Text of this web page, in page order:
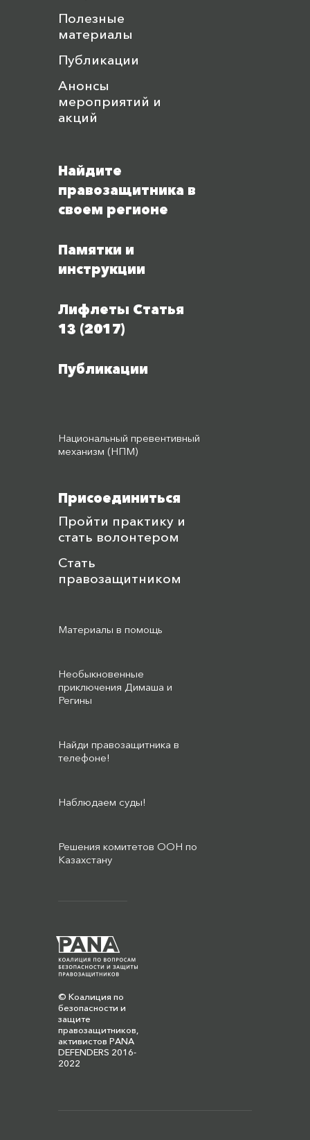
© Коалиция по
безопасности и
защите
правозащитников,
активистов PANA
DEFENDERS 2016-
2022
Полезные
материалы
Публикации
Анонсы
мероприятий и
акций
Найдите
правозащитника в
своем регионе
Памятки и
инструкции
Лифлеты Статья
13 (2017)
Публикации
Национальный превентивный
механизм (НПМ)
Присоединиться
Пройти практику и
стать волонтером
Стать
правозащитником
Материалы в помощь
Необыкновенные
приключения Димаша и
Регины
Найди правозащитника в
телефоне!
Наблюдаем суды!
Решения комитетов ООН по
Казахстану